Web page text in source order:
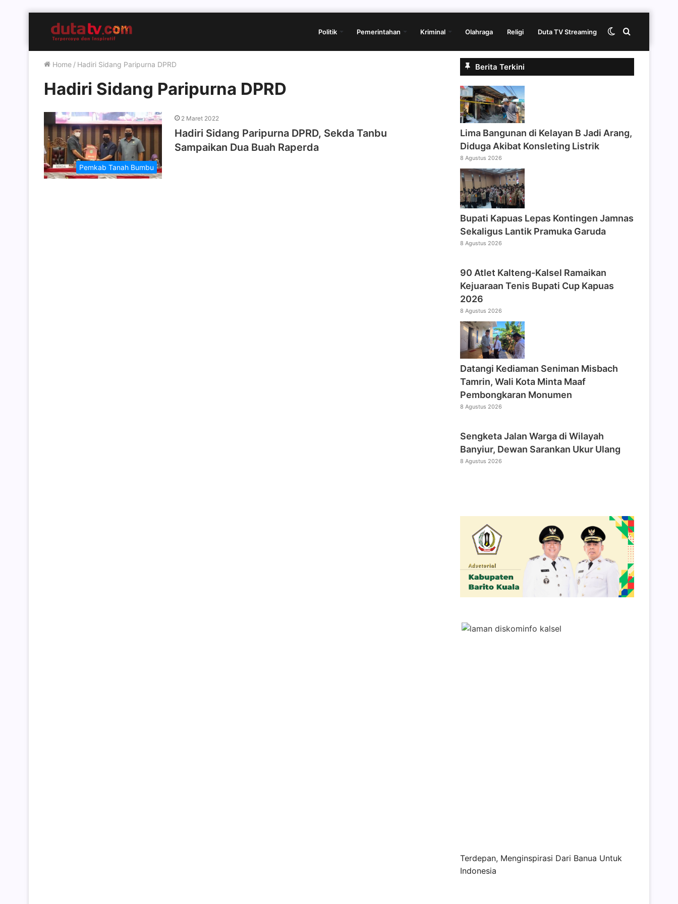
Politik Pemerintahan Kriminal Olahraga Religi Duta TV Streaming Cari
Switch
Home / Hadiri Sidang Paripurna DPRD
Hadiri Sidang Paripurna DPRD
Pemkab Tanah Bumbu
2 Maret 2022
Hadiri Sidang Paripurna DPRD, Sekda Tanbu
Sampaikan Dua Buah Raperda
Berita Terkini
Lima Bangunan di Kelayan B Jadi Arang,
Diduga Akibat Konsleting Listrik
8 Agustus 2026
Bupati Kapuas Lepas Kontingen Jamnas
Sekaligus Lantik Pramuka Garuda
8 Agustus 2026
90 Atlet Kalteng-Kalsel Ramaikan
Kejuaraan Tenis Bupati Cup Kapuas
2026
8 Agustus 2026
Datangi Kediaman Seniman Misbach
Tamrin, Wali Kota Minta Maaf
Pembongkaran Monumen
8 Agustus 2026
Sengketa Jalan Warga di Wilayah
Banyiur, Dewan Sarankan Ukur Ulang
8 Agustus 2026
Terdepan, Menginspirasi Dari Banua Untuk
Indonesia